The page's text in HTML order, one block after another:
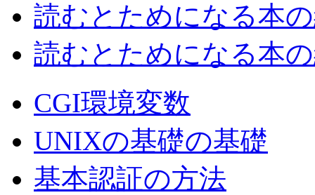
読むとためになる本
読むとためになる本
CGI環境変数
UNIXの基礎の基礎
基本認証の方法